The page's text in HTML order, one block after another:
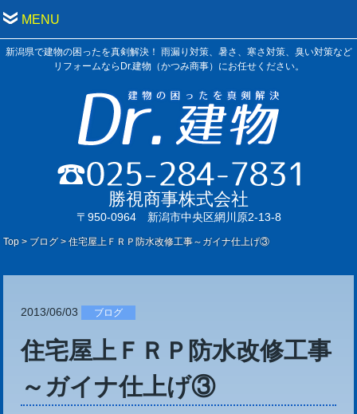
MENU
新潟県で建物の困ったを真剣解決！ 雨漏り対策、暑さ、寒さ対策、臭い対策など
リフォームならDr.建物（かつみ商事）にお任せください。
勝視商事株式会社
〒950-0964 新潟市中央区網川原2-13-8
Top > ブログ >住宅屋上ＦＲＰ防水改修工事～ガイナ仕上げ③
2013/06/03 ブログ
住宅屋上ＦＲＰ防水改修工事
～ガイナ仕上げ③